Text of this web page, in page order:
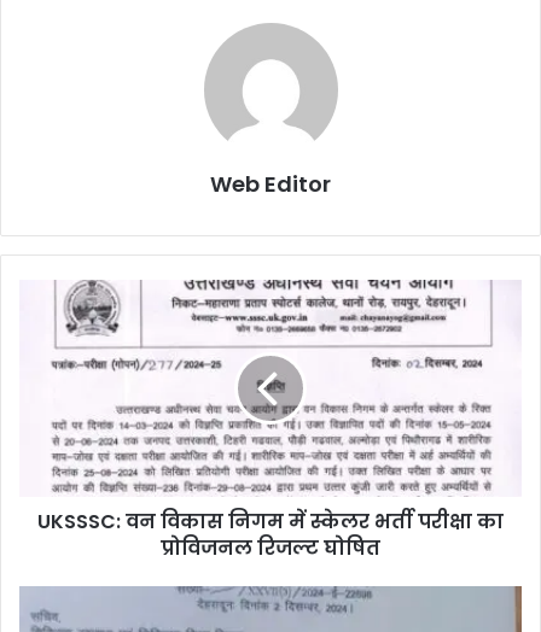
Web Editor
UKSSSC: वन विकास निगम में स्केलर भर्ती परीक्षा का
प्रोविजनल रिजल्ट घोषित